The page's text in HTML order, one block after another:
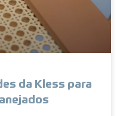
da Kless para